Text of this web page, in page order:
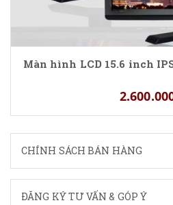
Màn hình LCD 15.6 inch
CHÍNH SÁCH BÁN HÀNG
ĐĂNG KÝ TƯ VẤN & GÓP Ý